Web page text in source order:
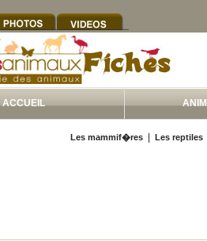
ACCUEIL
Les mammif�res| Les reptiles